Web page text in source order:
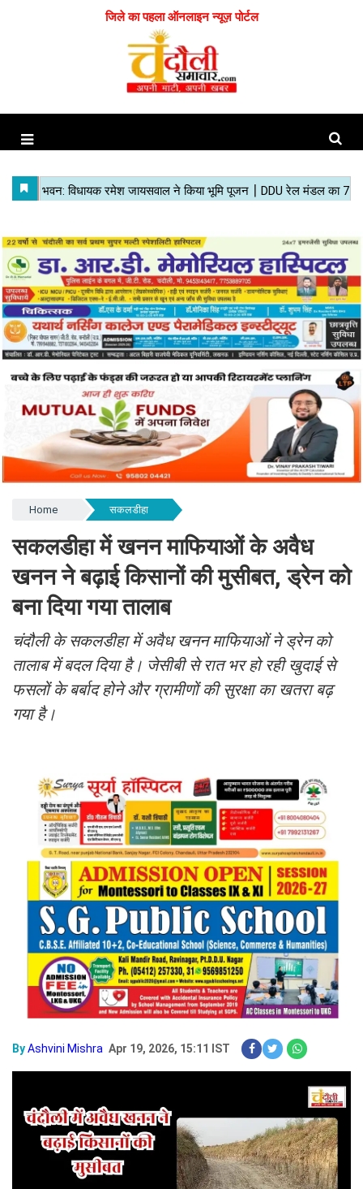
जिले का पहला ऑनलाइन न्यूज़ पोर्टल
Home सकलडीहा
सकलडीहा में खनन माफियाओं के अवैध
खनन ने बढ़ाई किसानों की मुसीबत, ड्रेन को
बना दिया गया तालाब
चंदौली के सकलडीहा में अवैध खनन माफियाओं ने ड्रेन को
तालाब में बदल दिया है। जेसीबी से रात भर हो रही खुदाई से
फसलों के बर्बाद होने और ग्रामीणों की सुरक्षा का खतरा बढ़
गया है।
ByAshvini Mishra Apr 19, 2026, 15:11 IST